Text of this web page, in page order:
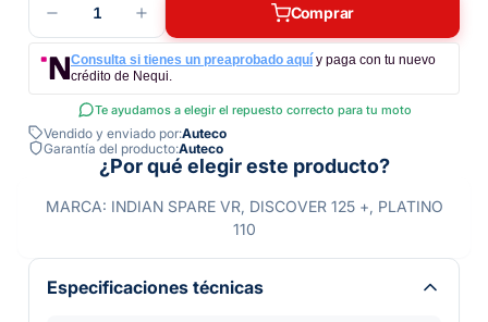
1 Comprar
Consulta si tienes un preaprobado aquí y paga con tu nuevo
crédito de Nequi.
Te ayudamos a elegir el repuesto correcto para tu moto
Vendido y enviado por:Auteco
Garantía del producto:Auteco
¿Por qué elegir este producto?
MARCA: INDIAN SPARE VR, DISCOVER 125 +, PLATINO
110
Especificaciones técnicas